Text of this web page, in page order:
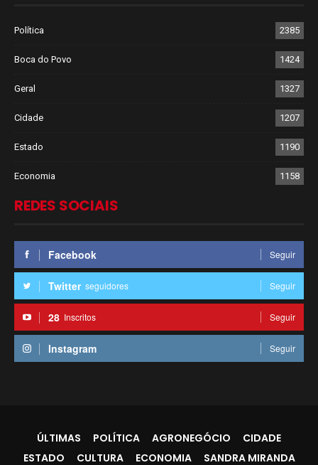
Política 2385
Boca do Povo 1424
Geral 1327
Cidade 1207
Estado 1190
Economia 1158
REDES SOCIAIS
Facebook Seguir
Twitter seguidores Seguir
28 Inscritos Seguir
Instagram Seguir
ÚLTIMAS POLÍTICA AGRONEGÓCIO
CIDADE
ESTADO
CULTURA ECONOMIA SANDRA MIRANDA